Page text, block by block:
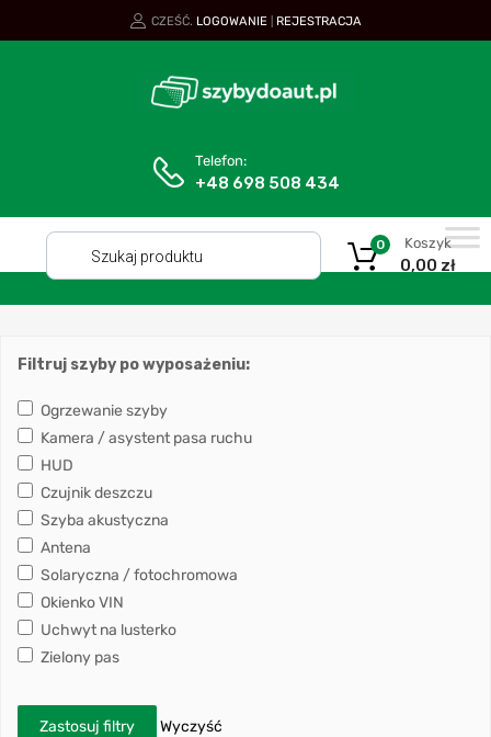
CZEŚĆ. LOGOWANIE REJESTRACJA
Telefon:
+48 698 508 434
Koszyk
0,00 zł
0
Filtruj szyby po wyposażeniu:
Ogrzewanie szyby
Kamera / asystent pasa ruchu
HUD
Czujnik deszczu
Szyba akustyczna
Antena
Solaryczna / fotochromowa
Okienko VIN
Uchwyt na lusterko
Zielony pas
Zastosuj filtry Wyczyść